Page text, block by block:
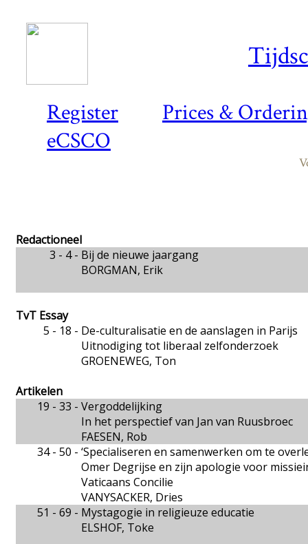
Register
Prices &
eCSCO
Redactioneel
3 - 4 - Bij de nieuwe jaargang
BORGMAN, Erik
TvT Essay
5 - 18 - De-culturalisatie en de aanslagen in Parijs
Uitnodiging tot liberaal zelfonderzoek
GROENEWEG, Ton
Artikelen
19 - 33 - Vergoddelijking
In het perspectief van Jan van Ruusbroec
FAESEN, Rob
34 - 50 - ‘Specialiseren en samenwerken om te
Omer Degrijse en zijn apologie voor
Vaticaans Concilie
VANYSACKER, Dries
51 - 69 - Mystagogie in religieuze educatie
ELSHOF, Toke